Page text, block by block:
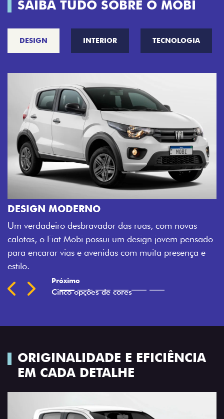
SAIBA TUDO SOBRE O MOBI
DESIGN INTERIOR TECNOLOGIA
novas
pensado
e
CINCO OPÇÕES DE CORES
O Fiat Mobi tem sempre uma opção de
sua cara. Escolha entre o Preto Vulcano,
Montecarlo, Branco Banchisa, Prata Bari e
Silverstone.
ORIGINALIDADE E EFICIÊNCIA
EM CADA DETALHE